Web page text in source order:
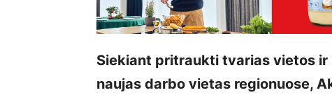
Siekiant pritraukti tvarias vietos
naujas darbo vietas regionuose,